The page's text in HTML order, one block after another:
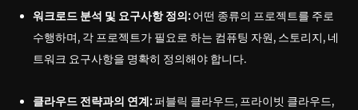
워크로드 분석 및 요구사항 정의:어떤 종류의 프로젝트를 주로
수행하며, 각 프로젝트가 필요로 하는 컴퓨팅 자원, 스토리지, 네
트워크 요구사항을 명확히 정의해야 합니다.
클라우드 전략과의 연계:퍼블릭 클라우드, 프라이빗 클라우드,